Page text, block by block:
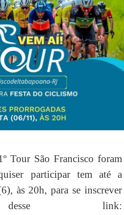
Tour São Francisco foram
participar tem até a
às 20h, para se inscrever
link: